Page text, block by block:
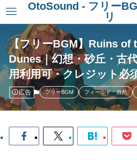
OtoSound - フリー
リ
【フリーBGM】Ruins of
Dunes｜幻想・砂丘・古
用利用可・クレジット必
広告 フリーBGM フィールド・自然